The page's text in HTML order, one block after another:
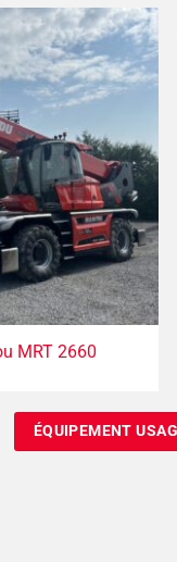
MRT 2660
ÉQUIPEMENT